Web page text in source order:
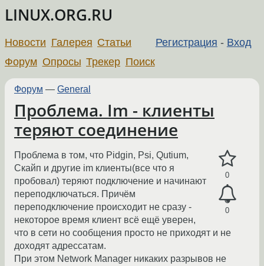
LINUX.ORG.RU
Регистрация - Вход
Новости Галерея Статьи
Форум Опросы Трекер Поиск
Форум — General
Проблема. Im - клиенты
теряют соединение
0
0
Проблема в том, что Pidgin, Psi, Qutium,
Cкайп и другие im клиенты(все что я
пробовал) теряют подключение и начинают
переподключаться. Причём
переподключение происходит не сразу -
некоторое время клиент всё ещё уверен,
что в сети но сообщения просто не приходят и не
доходят адрессатам.
При этом Network Manager никаких разрывов не